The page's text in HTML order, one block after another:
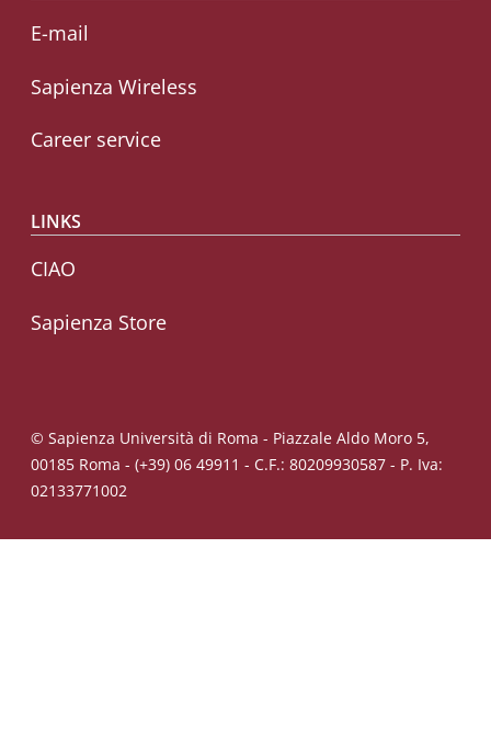
E-mail
Sapienza Wireless
Career service
LINKS
CIAO
Sapienza Store
© Sapienza Università di Roma - Piazzale Aldo Moro 5,
00185 Roma - (+39) 06 49911 - C.F.: 80209930587 - P. Iva:
02133771002